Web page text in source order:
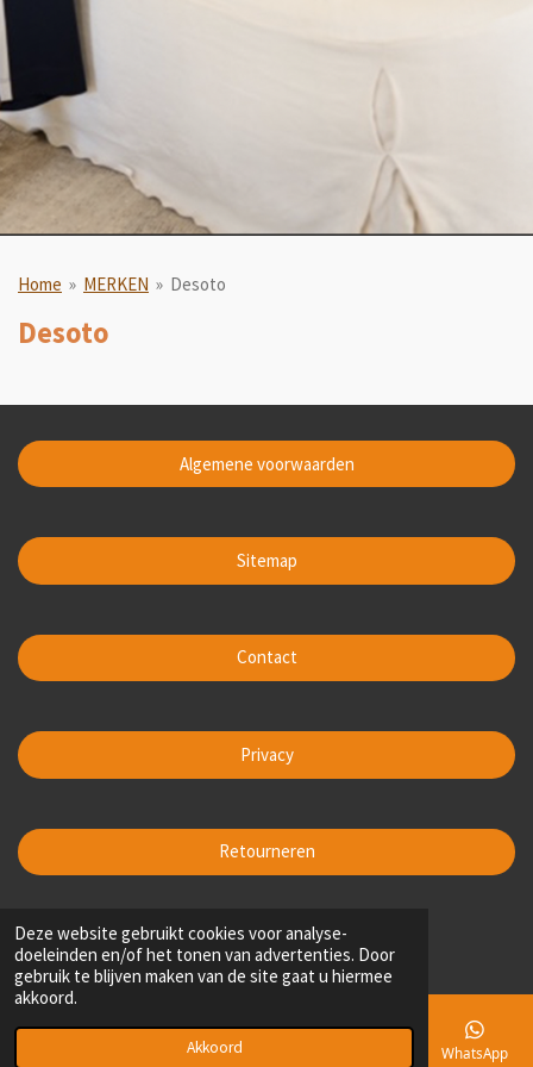
Deze website gebruikt cookies voor analyse-
doeleinden en/of het tonen van advertenties. Door
gebruik te blijven maken van de site gaat u hiermee
akkoord.
Akkoord
Home » MERKEN » Desoto
Desoto
Algemene voorwaarden
Sitemap
Contact
Privacy
Retourneren
R
a
t
i
n
g
1
s
t
e
r
2
s
t
e
r
3
s
t
e
4
s
t
e
5
s
t
e
S
t
e
200 stemmen
Telefoonnummer WhatsApp